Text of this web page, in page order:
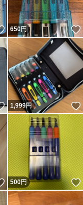
いいね！
650円
いいね！
1,999円
いいね！
500円